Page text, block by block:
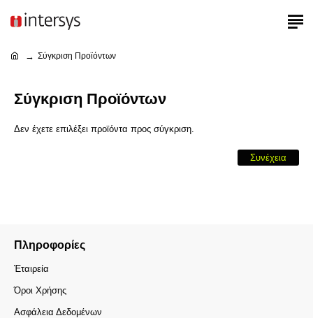
Σύγκριση Προϊόντων
Σύγκριση Προϊόντων
Δεν έχετε επιλέξει προϊόντα προς σύγκριση.
Συνέχεια
Πληροφορίες
Έταιρεία
Όροι Χρήσης
Ασφάλεια Δεδομένων